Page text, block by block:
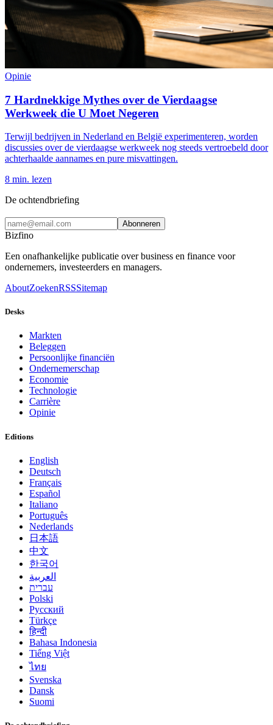
Opinie
7 Hardnekkige Mythes over de Vierdaagse
Werkweek die U Moet Negeren
Terwijl bedrijven in Nederland en België experimenteren, worden
discussies over de vierdaagse werkweek nog steeds vertroebeld door
achterhaalde aannames en pure misvattingen.
8 min. lezen
De ochtendbriefing
Abonneren
Bizfino
Een onafhankelijke publicatie over business en finance voor
ondernemers, investeerders en managers.
AboutZoekenRSSSitemap
Desks
Markten
Beleggen
Persoonlijke financiën
Ondernemerschap
Economie
Technologie
Carrière
Opinie
Editions
English
Deutsch
Français
Español
Italiano
Português
Nederlands
日本語
中文
한국어
العربية
עברית
Polski
Русский
Türkçe
हिन्दी
Bahasa Indonesia
Tiếng Việt
ไทย
Svenska
Dansk
Suomi